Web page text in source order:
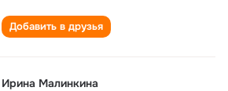
Добавить в друзья
Ирина Малинкина